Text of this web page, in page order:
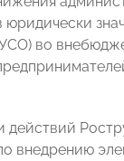
юридически
во
действий
внедрению